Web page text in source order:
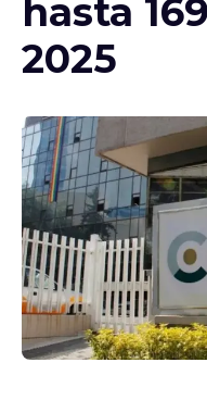
hasta
2025